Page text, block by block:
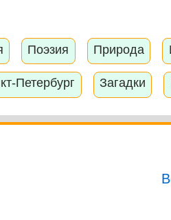
Поэзия Природа
Петербург Загадки